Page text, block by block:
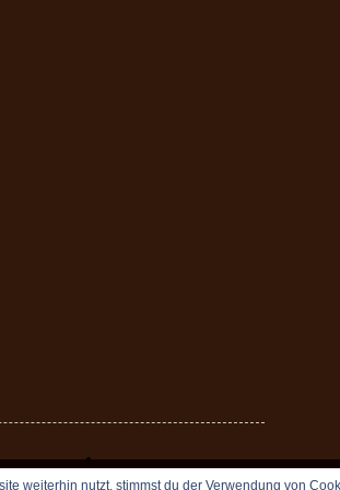
2009 vomDippold.de. All rights reserved.
weiterhin nutzt, stimmst du der Verwendung von